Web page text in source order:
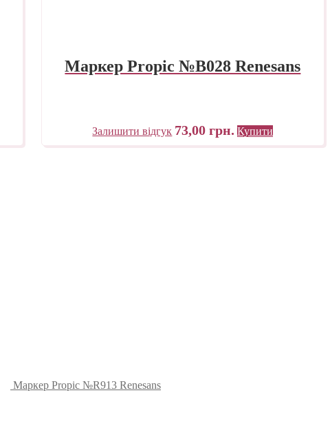
Маркер Propic №B028 Renesans
Залишити відгук 73,00грн. Купити
Маркер Propic №R913 Renesans